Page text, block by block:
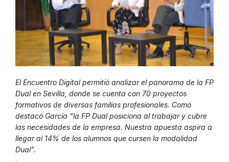
El Encuentro Digital permitió analizar el panorama de la FP
Dual en Sevilla, donde se cuenta con 70 proyectos
formativos de diversas familias profesionales. Como
destacó García “la FP Dual posiciona al trabajar y cubre
las necesidades de la empresa. Nuestra apuesta aspira a
llegar al 14% de los alumnos que cursen la modalidad
Dual”.